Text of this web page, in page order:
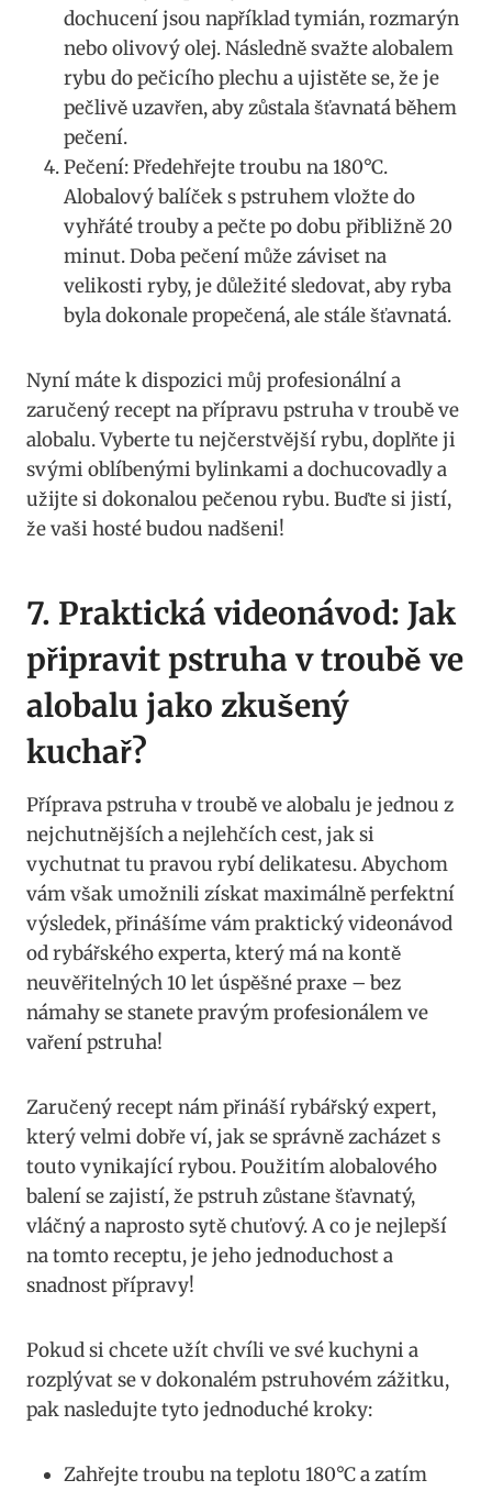
dochucení jsou například tymián, rozmarýn‍
nebo olivový olej. Následně⁣ svažte‌ alobalem
rybu do pečicího plechu a ujistěte se, že‌ je‌
pečlivě uzavřen, aby zůstala šťavnatá během⁣
pečení.
Pečení:‌ Předehřejte troubu na ‍180°C.
Alobalový balíček s ⁤pstruhem vložte do
⁢vyhřáté⁣ trouby a pečte po dobu přibližně⁤ 20⁣
minut.⁢ Doba ⁢pečení⁢ může⁤ záviset na
velikosti ryby, ⁢je ​důležité sledovat, aby ryba
byla dokonale propečená, ale stále šťavnatá.
Nyní ‍máte k dispozici ‌můj profesionální a
zaručený recept na přípravu pstruha v troubě ve
‌alobalu. Vyberte ‌tu nejčerstvější rybu, doplňte ji
svými‌ oblíbenými bylinkami a ‌dochucovadly a
užijte ‌si dokonalou ⁤pečenou rybu. ⁤Buďte si jistí,
‍že vaši hosté budou ​nadšeni!
7.‍ Praktická⁢ videonávod: ⁤Jak
připravit pstruha ⁣v ​troubě‌ ve⁣
alobalu jako zkušený
kuchař?
Příprava pstruha v troubě ve ⁤alobalu‌ je jednou z
nejchutnějších a⁤ nejlehčích⁢ cest, jak‍ si⁣
vychutnat tu ‍pravou rybí⁤ delikatesu.⁣ Abychom
‌vám však umožnili získat ‍maximálně perfektní
výsledek, přinášíme vám praktický videonávod
od rybářského experta,⁢ který‍ má na kontě
neuvěřitelných‌ 10 let úspěšné praxe – bez
námahy se stanete pravým‍ profesionálem ve
vaření pstruha!
Zaručený recept nám přináší rybářský expert,
⁢který ‍velmi dobře ví, jak se⁢ správně zacházet ⁣s
⁣touto‌ vynikající rybou.⁤ Použitím ⁣alobalového
balení ​se zajistí, že pstruh zůstane šťavnatý,⁣
vláčný⁢ a naprosto sytě chuťový. A co⁤ je nejlepší
na tomto receptu, je⁣ jeho jednoduchost ​a
snadnost ​přípravy!
Pokud si chcete ‌užít chvíli ve své ‍kuchyni a
rozplývat se v⁢ dokonalém pstruhovém zážitku,
pak nasledujte‌ tyto jednoduché kroky:
Zahřejte troubu ⁣na teplotu ⁤180°C a zatím⁤